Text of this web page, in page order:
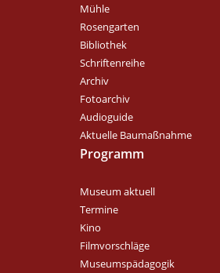
Mühle
Rosengarten
Bibliothek
Schriftenreihe
Archiv
Fotoarchiv
Audioguide
Aktuelle Baumaßnahme
Programm
Museum aktuell
Termine
Kino
Filmvorschläge
Museumspädagogik